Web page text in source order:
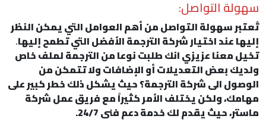
سهولة التواصل:
تُعتبر سهولة التواصل من أهم العوامل التي يمكن النظر
إليها عند اختيار شركة الترجمة الأفضل التي تطمح إليها.
تخيل معنا عزيزي انك طلبت نوعا من الترجمة لملف خاص
ولديك بعض التعديلات أو الإضافات ولا تتمكن من
الوصول الى شركة الترجمة؟ حيث يشكل ذلك خطر كبير على
مهامك، ولكن يختلف الأمر كثيراً مع فريق عمل شركة
ماستر، حيث يقدم لك خدمة دعم فنى 24/7.